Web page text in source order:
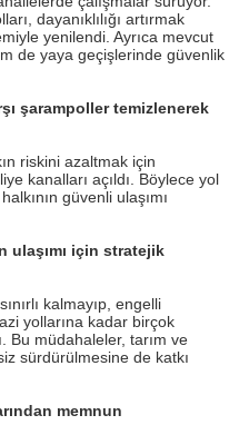
dayanıklılığı artırmak
yenilendi. Ayrıca mevcut
de yaya geçişlerinde güvenlik
şarampoller temizlenerek
riskini azaltmak için
kanalları açıldı. Böylece yol
güvenli ulaşımı
ulaşımı için stratejik
kalmayıp, engelli
yollarına kadar birçok
Bu müdahaleler, tarım ve
sürdürülmesine de katkı
memnun